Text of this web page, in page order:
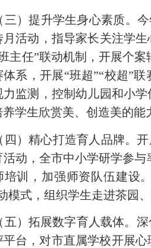
三）提升学生身心素质。
月活动，指导家长关注学
主任”联动机制，开展个
体系，开展“班超”“校超”
力监测，控制幼儿园和小
养学生欣赏美、创造美的能
四）精心打造育人 品牌。
活动， 全市中小学研学参与
培训，加强师资队伍建设
模式 ，组织学生走进茶园
五） 拓展数字育人载体。 深
平台，对市直属学校开展